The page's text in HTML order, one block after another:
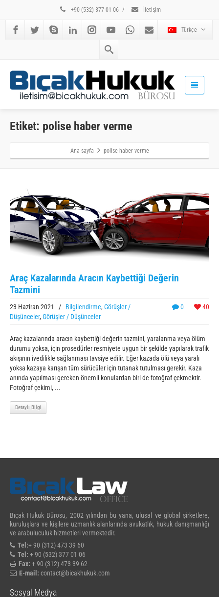
+90 (532) 377 01 06 / İletişim
Türkçe
Etiket: polise haber verme
Ana sayfa polise haber verme
Araç Kazalarında Aracın Kaybettiği Değerin
Tazmini
0 40
23 Haziran 2021 / Bilgilendirme, Görüşler /
Düşünceler, Görüşler / Düşünceler
Araç kazalarında aracın kaybettiği değerin tazmini, yaralanma veya ölüm
durumu yoksa, için prosedürler resmiyete uygun bir şekilde yapılarak trafik
akışının ivedilikle sağlanması tavsiye edilir. Eğer kazada ölü veya yaralı
yoksa kazaya karışan tüm sürücüler için tutanak tutulması gerekir. Kaza
anında yapılması gereken önemli konulardan biri de fotoğraf çekmektir.
Fotoğraf çekimi, ...
Detaylı Bilgi
Bıçak Hukuk Bürosu, 2002 yılından bu yana, ulusal ve global şirketlere,
kuruluşlara ve kişilere uzmanlık alanlarında avukatlık, hukuk danışmanlığı
ve arabuluculuk hizmetleri vermektedir.
Tel:+ 90 (312) 473 39 60
Tel: + 90 (532) 377 01 06
Fax: + 90 (312) 473 39 62
E-mail: contact@bicakhukuk.com
Sosyal Medya